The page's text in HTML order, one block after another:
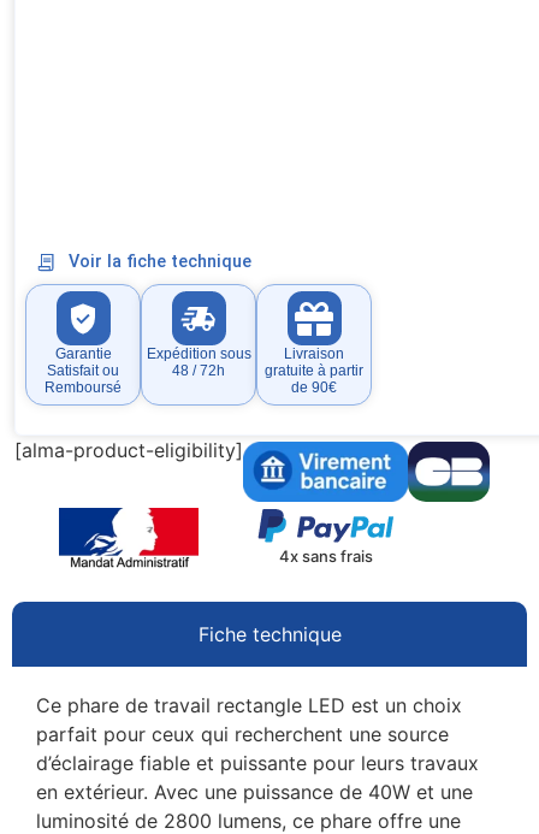
Voir la fiche technique
Garantie
Satisfait ou
Remboursé
Expédition sous
48 / 72h
Livraison
gratuite à partir
de 90€
[alma-product-eligibility]
4x sans frais
Fiche technique
Ce phare de travail rectangle LED est un choix
parfait pour ceux qui recherchent une source
d’éclairage fiable et puissante pour leurs travaux
en extérieur. Avec une puissance de 40W et une
luminosité de 2800 lumens, ce phare offre une